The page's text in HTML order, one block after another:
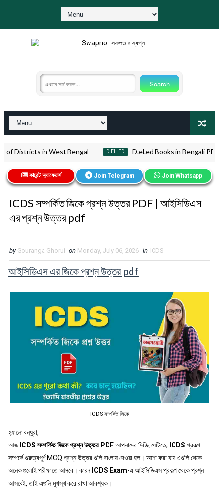
of Districts in West Bengal D.el.ed Books in Bengali PDF | ডি এল
কারেন্ট অ্যাফেয়ার্স Join Telegram Join Whatsapp
ICDS সম্পর্কিত জিকে প্রশ্ন উত্তর PDF | আইসিডিএস
এর প্রশ্ন উত্তর pdf
by Gouranga Ghorui on Monday, July 06, 2026 in ICDS
আইসিডিএস এর জিকে প্রশ্ন উত্তর pdf
ICDS সম্পর্কিত জিকে
হ্যালো বন্ধুরা,
আজICDS সম্পর্কিত জিকে প্রশ্ন উত্তর PDFআপনাদের দিচ্ছি যেটিতে, ICDS প্রকল্প
সম্পর্কে গুরুত্বপূর্ণ MCQ প্রশ্ন উত্তর গুলি বাংলায় দেওয়া হল। আশা করা যায় এগুলি থেকে
অনেক গুলোই পরীক্ষাতে আসবে। কারনICDS Exam-এ আইসিডিএস প্রকল্প থেকে প্রশ্ন
আসবেই, তাই এগুলি মুখস্থ করে রাখা আবশ্যক।